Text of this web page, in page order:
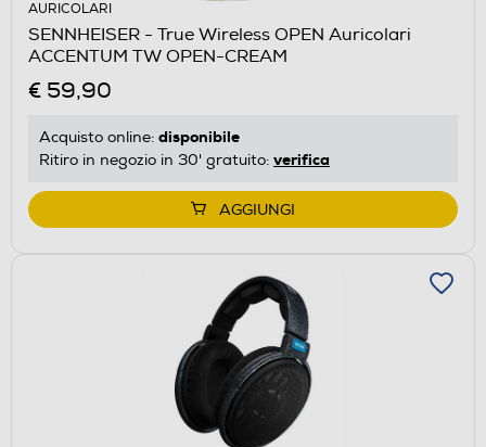
AURICOLARI
SENNHEISER - True Wireless OPEN Auricolari
ACCENTUM TW OPEN-CREAM
€ 59,90
Acquisto online: disponibile
Ritiro in negozio in 30' gratuito: verifica
AGGIUNGI